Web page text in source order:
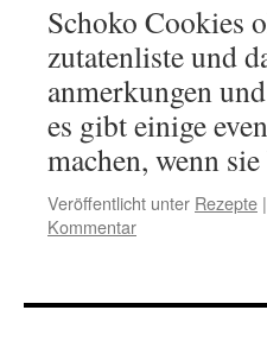
Schoko Cookies
zutatenliste und
anmerkungen
es gibt einige
machen, wenn
Veröffentlicht unter Rezepte |
Kommentar